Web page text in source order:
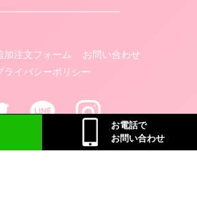
お電話で
お問い合わせ
加注文フォーム
お問い合わせ
ライバシーポリシー